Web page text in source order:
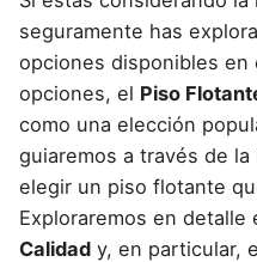
seguramente has
opciones disponibles en
opciones, el Piso
como una elección
guiaremos a través de
elegir un piso flotante
Exploraremos en detalle
Calidad y, en particular,